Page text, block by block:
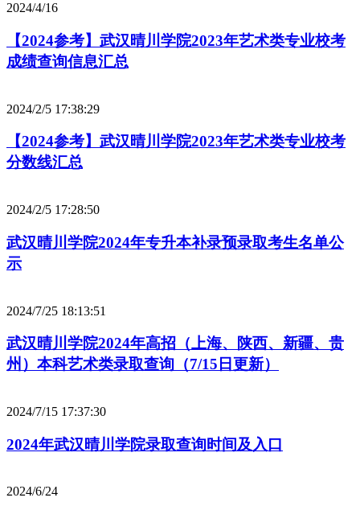
2024/4/16
【2024参考】武汉晴川学院2023年艺术类专业校考
成绩查询信息汇总
2024/2/5 17:38:29
【2024参考】武汉晴川学院2023年艺术类专业校考
分数线汇总
2024/2/5 17:28:50
武汉晴川学院2024年专升本补录预录取考生名单公
示
2024/7/25 18:13:51
武汉晴川学院2024年高招（上海、陕西、新疆、贵
州）本科艺术类录取查询（7/15日更新）
2024/7/15 17:37:30
2024年武汉晴川学院录取查询时间及入口
2024/6/24